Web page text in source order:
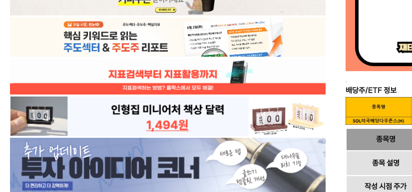
배당주/ETF 정보
종목명
종목 설명
작성 시점 주가